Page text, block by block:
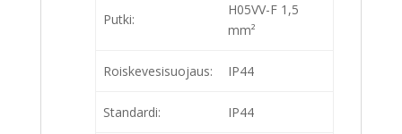
Putki:
H05VV-F 1,5
mm²
Roiskevesisuojaus: IP44
Standardi: IP44